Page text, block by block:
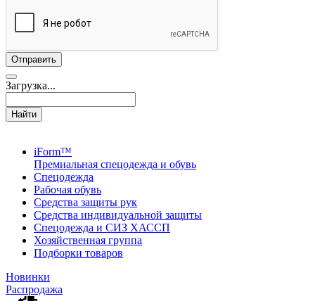
Загрузка...
Найти
iForm™
Премиальная спецодежда и обувь
Спецодежда
Рабочая обувь
Средства защиты рук
Средства индивидуальной защиты
Спецодежда и СИЗ ХАССП
Хозяйственная группа
Подборки товаров
Новинки
Распродажа